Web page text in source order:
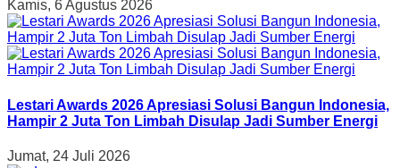
Kamis, 6 Agustus 2026
Lestari Awards 2026 Apresiasi Solusi Bangun Indonesia,
Hampir 2 Juta Ton Limbah Disulap Jadi Sumber Energi
Jumat, 24 Juli 2026